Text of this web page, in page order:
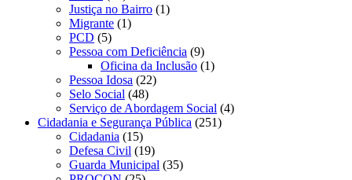
Justiça no Bairro (1)
Migrante (1)
PCD (5)
Pessoa com Deficiência (9)
Oficina da Inclusão (1)
Pessoa Idosa (22)
Selo Social (48)
Serviço de Abordagem Social (4)
Cidadania e Segurança Pública (251)
Cidadania (15)
Defesa Civil (19)
Guarda Municipal (35)